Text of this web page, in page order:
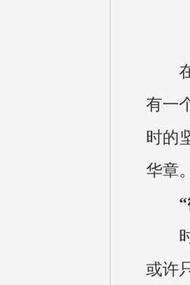
有一
时的
华章
或许